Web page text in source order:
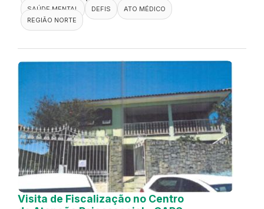
SAÚDE MENTAL
DEFIS
ATO MÉDICO
REGIÃO NORTE
Visita de Fiscalização no Centro